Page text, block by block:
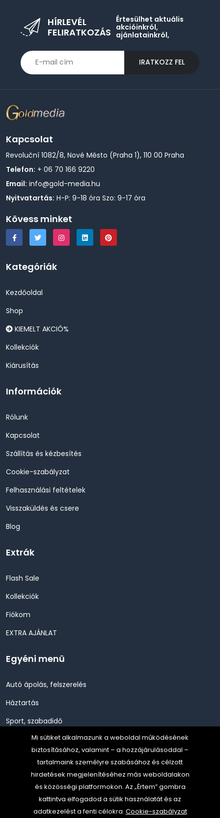
HÍRLEVÉL
FELIRATKOZÁS
Értesülhet aktuális
akcióinkról,
ajánlatainkról,
IRATKOZZ FEL
Kapcsolat
Revoluční 1082/8, Nové Město (Praha 1), 110 00 Praha
Telefon: + 06 70 166 9220
Email: info@gold-media.hu
Nyitvatartás: H-P: 9-18 óra Szo: 9-17 óra
Kövess minket
Kategóriák
Kezdőoldal
Shop
KIEMELT AKCIÓ%
Kollekciók
Kiárusítás
Információk
Rólunk
Kapcsolat
Szállítás és kézbesítés
Cookie-szabályzat
Felhasználási feltételek
Visszaküldés és csere
Blog
Extrák
Flash Sale
Kollekciók
Fiókom
EXTRA AJÁNLAT
Egyéni menü
Autó ápolás, felszerelés
Háztartás
Sport, szabadidő
Szépség, Egészség, Higénia
Szerszám, Barkácsolás
Telefon, Okos eszköz, GPS
Mi sütiket alkalmazunk a weboldal működésének
biztosításához, valamint – a hozzájárulásoddal –
tartalmaink személyre szabásához és célzott
hirdetések megjelenítéséhez más weboldalakon
és közösségi platformokon. Az „Értem” gombra
kattintva elfogadod a sütik használatát és az
adatkezelést a fenti célokra. Cookie-szabályzat